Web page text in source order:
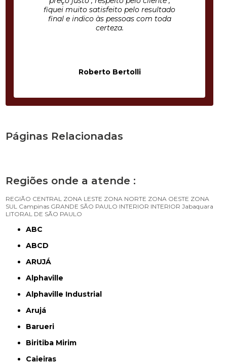
fiquei muito satisfeito pelo resultado
final e indico às pessoas com toda
certeza.
Roberto Bertolli
Páginas Relacionadas
Regiões onde a atende :
REGIÃO CENTRAL ZONA LESTE ZONA NORTE ZONA OESTE ZONA
SUL Campinas GRANDE SÃO PAULO INTERIOR INTERIOR Jabaquara
LITORAL DE SÃO PAULO
ABC
ABCD
ARUJÁ
Alphaville
Alphaville Industrial
Arujá
Barueri
Biritiba Mirim
Caieiras